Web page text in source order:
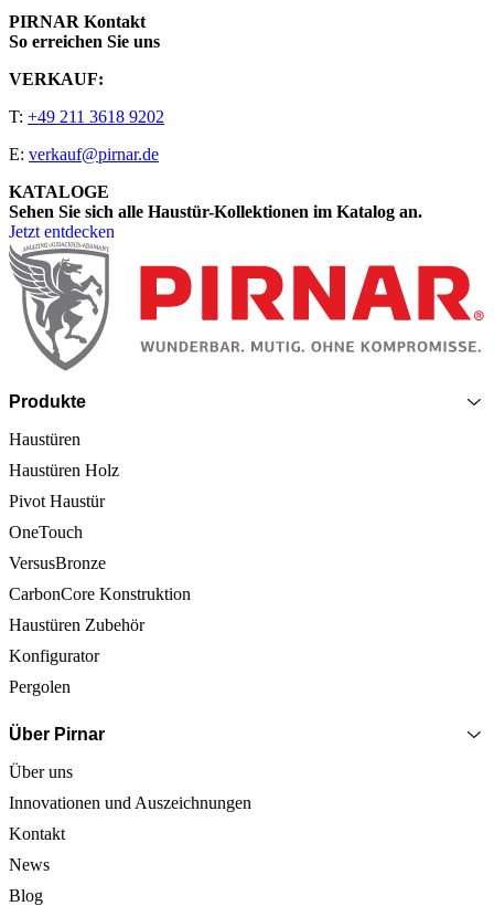
PIRNAR Kontakt
So erreichen Sie uns
VERKAUF:
T: +49 211 3618 9202
E: verkauf@pirnar.de
KATALOGE
Sehen Sie sich alle Haustür-Kollektionen im Katalog an.
Jetzt entdecken
Seitenfooter
Produkte
Haustüren
Haustüren Holz
Pivot Haustür
OneTouch
VersusBronze
CarbonCore Konstruktion
Haustüren Zubehör
Konfigurator
Pergolen
Über Pirnar
Über uns
Innovationen und Auszeichnungen
Kontakt
News
Blog